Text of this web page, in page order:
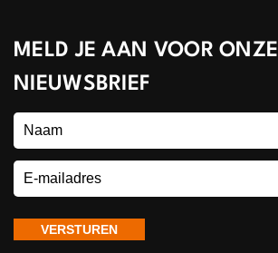
MELD JE AAN VOOR ONZE
NIEUWSBRIEF